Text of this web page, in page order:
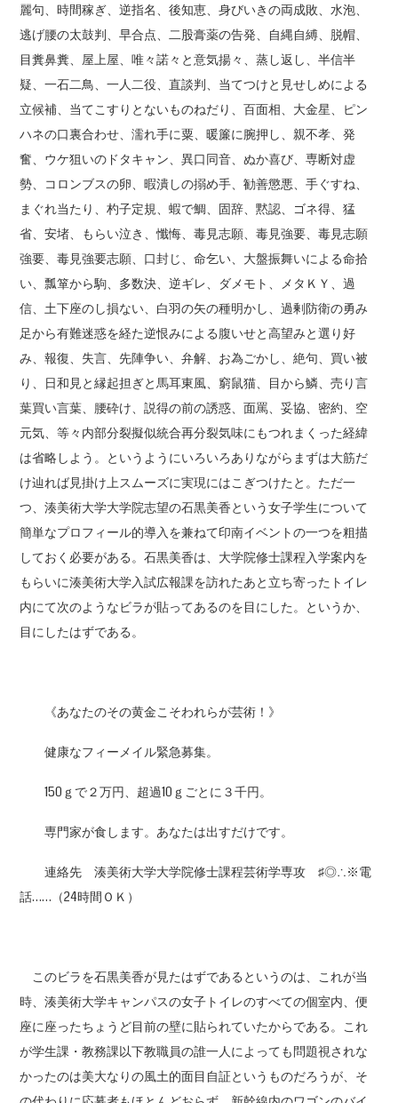
麗句、時間稼ぎ、逆指名、後知恵、身びいきの両成敗、水泡、
逃げ腰の太鼓判、早合点、二股膏薬の告発、自縄自縛、脱帽、
目糞鼻糞、屋上屋、唯々諾々と意気揚々、蒸し返し、半信半
疑、一石二鳥、一人二役、直談判、当てつけと見せしめによる
立候補、当てこすりとないものねだり、百面相、大金星、ピン
ハネの口裏合わせ、濡れ手に粟、暖簾に腕押し、親不孝、発
奮、ウケ狙いのドタキャン、異口同音、ぬか喜び、専断対虚
勢、コロンブスの卵、暇潰しの搦め手、勧善懲悪、手ぐすね、
まぐれ当たり、杓子定規、蝦で鯛、固辞、黙認、ゴネ得、猛
省、安堵、もらい泣き、懺悔、毒見志願、毒見強要、毒見志願
強要、毒見強要志願、口封じ、命乞い、大盤振舞いによる命拾
い、瓢箪から駒、多数決、逆ギレ、ダメモト、メタＫＹ、過
信、土下座のし損ない、白羽の矢の種明かし、過剰防衛の勇み
足から有難迷惑を経た逆恨みによる腹いせと高望みと選り好
み、報復、失言、先陣争い、弁解、お為ごかし、絶句、買い被
り、日和見と縁起担ぎと馬耳東風、窮鼠猫、目から鱗、売り言
葉買い言葉、腰砕け、説得の前の誘惑、面罵、妥協、密約、空
元気、等々内部分裂擬似統合再分裂気味にもつれまくった経緯
は省略しよう。というようにいろいろありながらまずは大筋だ
け辿れば見掛け上スムーズに実現にはこぎつけたと。ただ一
つ、湊美術大学大学院志望の石黒美香という女子学生について
簡単なプロフィール的導入を兼ねて印南イベントの一つを粗描
しておく必要がある。石黒美香は、大学院修士課程入学案内を
もらいに湊美術大学入試広報課を訪れたあと立ち寄ったトイレ
内にて次のようなビラが貼ってあるのを目にした。というか、
目にしたはずである。
《あなたのその黄金こそわれらが芸術！》
健康なフィーメイル緊急募集。
150ｇで２万円、超過10ｇごとに３千円。
専門家が食します。あなたは出すだけです。
連絡先 湊美術大学大学院修士課程芸術学専攻 ♯◎∴※電
話……（24時間ＯＫ）
このビラを石黒美香が見たはずであるというのは、これが当
時、湊美術大学キャンパスの女子トイレのすべての個室内、便
座に座ったちょうど目前の壁に貼られていたからである。これ
が学生課・教務課以下教職員の誰一人によっても問題視されな
かったのは美大なりの風土的面目自証というものだろうが、そ